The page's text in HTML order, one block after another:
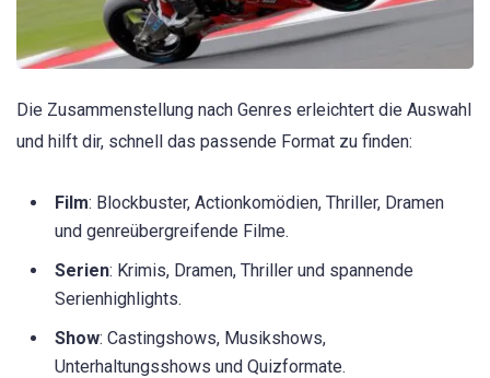
Die Zusammenstellung nach Genres erleichtert die Auswahl
und hilft dir, schnell das passende Format zu finden:
Film: Blockbuster, Actionkomödien, Thriller, Dramen
und genreübergreifende Filme.
Serien: Krimis, Dramen, Thriller und spannende
Serienhighlights.
Show: Castingshows, Musikshows,
Unterhaltungsshows und Quizformate.